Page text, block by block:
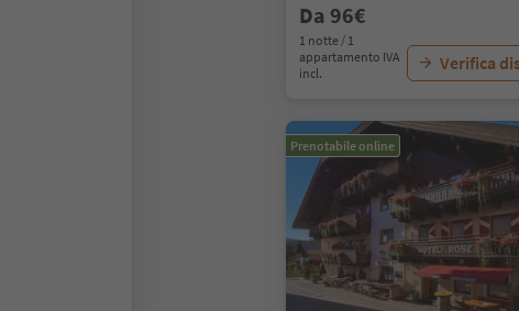
Da 96€
1 notte / 1
appartamento IVA
incl.
Verifica
Prenotabile online